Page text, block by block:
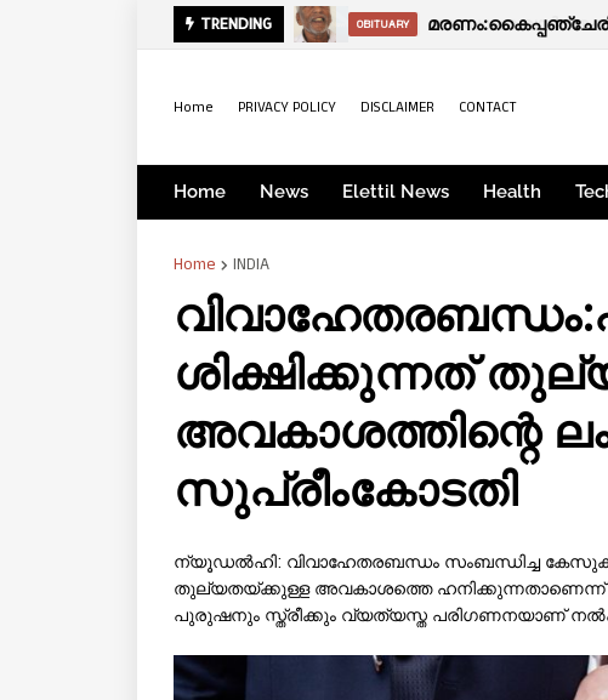
TRENDING OBITUARY
KERALA സായാഹ്ന
Home PRIVACY POLICY DISCLAIMER CONTACT
Home News Elettil News Health
Home INDIA
ശിക്ഷിക്കുന്നത്
അവകാശത്തിന്റെ
സുപ്രീംകോടതി
ന്യൂഡല്‍ഹി: വിവാഹേതരബന്ധം സംബന്ധിച്ച
തുല്യതയ്ക്കുള്ള അവകാശത്തെ ഹനിക്കുന്നതാണെന്ന്
പുരുഷനും സ്ത്രീക്കും വ്യത്യസ്ത പരിഗണനയാണ്